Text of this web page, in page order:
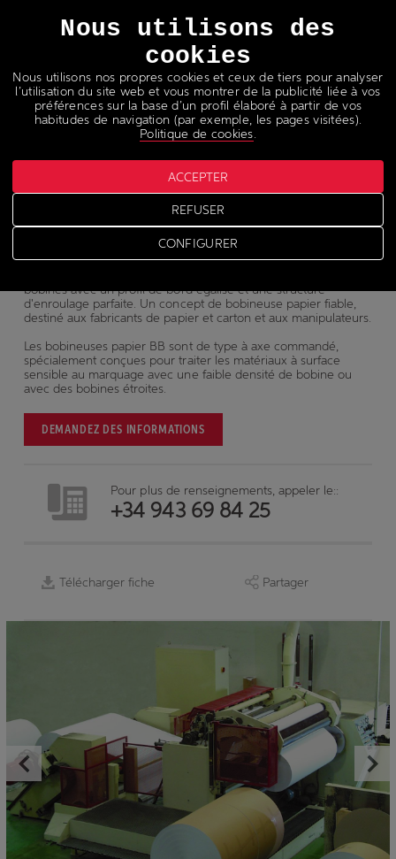
Bobineuses papier
BB
bobines avec un profil de bord égalisé et une structure
d'enroulage parfaite. Un concept de bobineuse papier fiable,
destiné aux fabricants de papier et carton et aux manipulateurs.
Les bobineuses papier BB sont de type à axe commandé,
spécialement conçues pour traiter les matériaux à surface
sensible au marquage avec une faible densité de bobine ou
avec des bobines étroites.
DEMANDEZ DES INFORMATIONS
Pour plus de renseignements, appeler le::
+34 943 69 84 25
Télécharger fiche Partager
Nous utilisons des
cookies
Nous utilisons nos propres cookies et ceux de tiers pour analyser
l’utilisation du site web et vous montrer de la publicité liée à vos
préférences sur la base d’un profil élaboré à partir de vos
habitudes de navigation (par exemple, les pages visitées).
Politique de cookies
CONFIGURER
REFUSER
ACCEPTER